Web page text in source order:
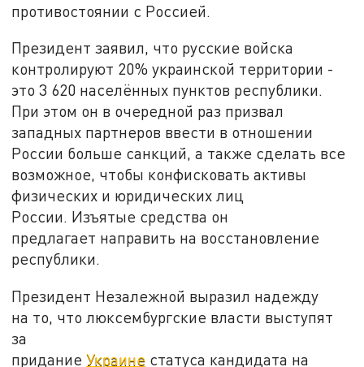
противостоянии с Россией.
Президент заявил, что русские войска
контролируют 20% украинской территории -
это 3 620 населённых пунктов республики.
При этом он в очередной раз призвал
западных партнеров ввести в отношении
России больше санкций, а также сделать все
возможное, чтобы конфисковать активы
физических и юридических лиц
России. Изъятые средства он
предлагает направить на восстановление
республики.
Президент Незалежной выразил надежду
на то, что люксембургские власти выступят
за
приданиеУкраине статуса кандидата на